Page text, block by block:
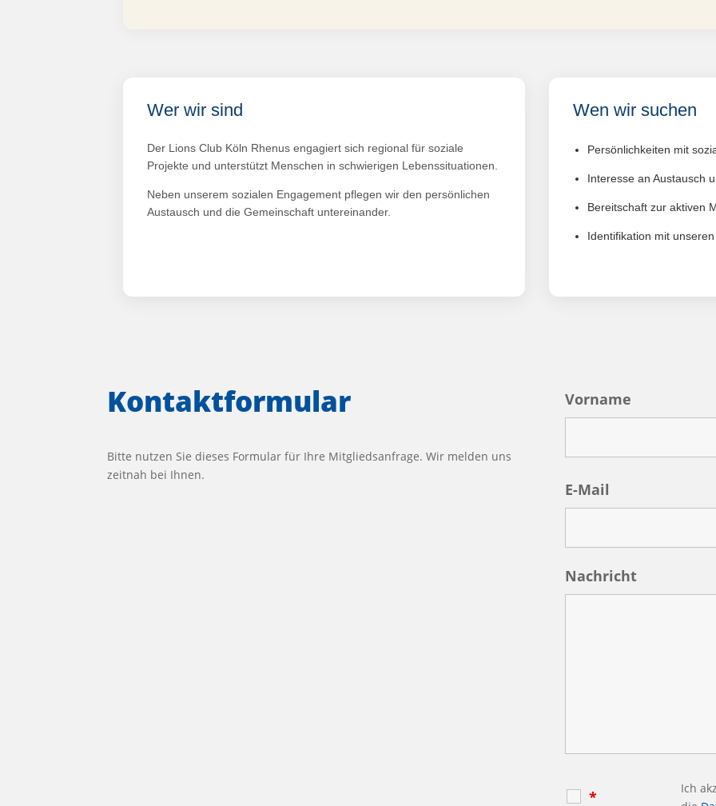
Wer wir sind
Der Lions Club Köln Rhenus engagiert sich regional für soziale
Projekte und unterstützt Menschen in schwierigen Lebenssituationen.
Neben unserem sozialen Engagement pflegen wir den persönlichen
Austausch und die Gemeinschaft untereinander.
Wen wir suchen
Persönlichkeiten mit
Interesse an Austausch
Bereitschaft zur aktiven
Identifikation mit
Kontakt­formular
Bitte nutzen Sie dieses Formular für Ihre Mitgliedsanfrage. Wir melden uns
zeitnah bei Ihnen.
Vorname
E-Mail
Nachricht
*
Ich